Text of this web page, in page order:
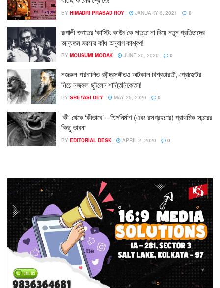
BY HIMADRI PRASAD ROY JANUARY 6, 2021 0
রূপালী জগতের ‘কাস্টিং কাউচ’কে পাত্তা না দিয়ে নতুন প্রতিভাদের
অন্যতম ভরসার কাঁধ অনুরাগ কাশ্যপ!
BY MOUSUMI MODAK JUNE 30, 2020 0
নজরুল পরিচালিত রবীন্দ্রসঙ্গীতও আটকাল বিশ্বভারতী, প্রোজেক্টর
নিয়ে নজরুল ছুটলেন শান্তিনিকেতন!
BY SREYASI DEY MAY 25, 2020 0
‘কী’ থেকে ‘কীভাবে’ – শিল্পনির্মাণ (এবং রসগ্রহণের) প্রাথমিক স্তরের
কিছু ভাবনা
BY EDITORIAL DESK APRIL 2, 2020 0